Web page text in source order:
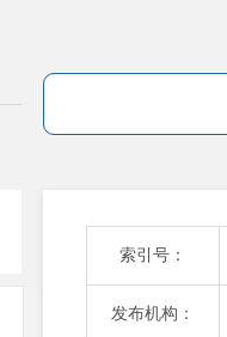
索引号：
发布机构：